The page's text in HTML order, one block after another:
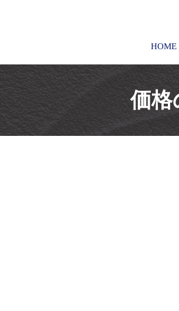
HOME
価格